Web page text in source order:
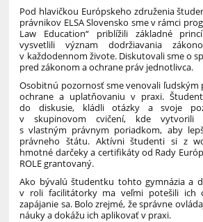
Pod hlavičkou Európskeho združenia
právnikov ELSA Slovensko sme v rámci
Law Education“ priblížili základné
vysvetlili význam dodržiavania
v každodennom živote. Diskutovali sme o
pred zákonom a ochrane práv jednotlivca.
Osobitnú pozornosť sme venovali ľudským
ochrane a uplatňovaniu v praxi.
do diskusie, kládli otázky a svoje
v skupinovom cvičení, kde vytvorili
s vlastným právnym poriadkom, aby
právneho štátu. Aktívni študenti si z
hmotné darčeky a certifikáty od Rady
ROLE grantovaný.
Ako bývalú študentku tohto gymnázia a
v roli facilitátorky ma veľmi potešili ich
zapájanie sa. Bolo zrejmé, že správne
náuky a dokážu ich aplikovať v praxi.